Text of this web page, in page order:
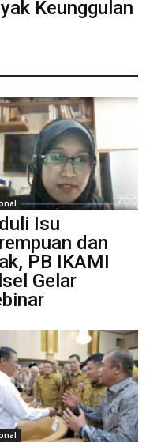
Keunggulan
Isu
dan
PB IKAMI
Gelar